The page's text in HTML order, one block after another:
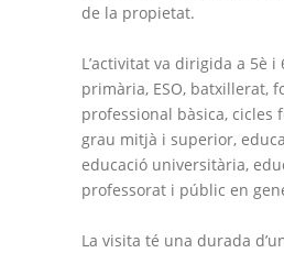
de la propietat.
L’activitat va dirigida a 5è i
primària, ESO, batxillerat,
professional bàsica, cicles
grau mitjà i superior,
educació universitària,
professorat i públic en
La visita té una durada